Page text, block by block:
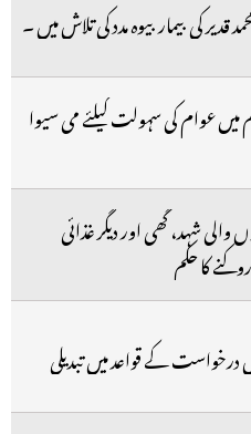
کی بیمار بیوہ مدد کی تلاش میں ۔
میں عوام کی سہولت کیلئے می سیوا
دعووں والی شہد، گھی اور دیگر غذائی
کا حکم
درخواست کے قواعد میں تبدیلی